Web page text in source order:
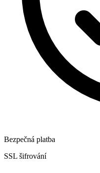
Bezpečná platba
SSL šifrování